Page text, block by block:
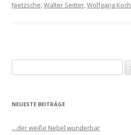
Nietzsche,Walter Seitter,Wolfgang Koch
u
h
NEUESTE BEITRÄGE
…der weiße Nebel wunderbar